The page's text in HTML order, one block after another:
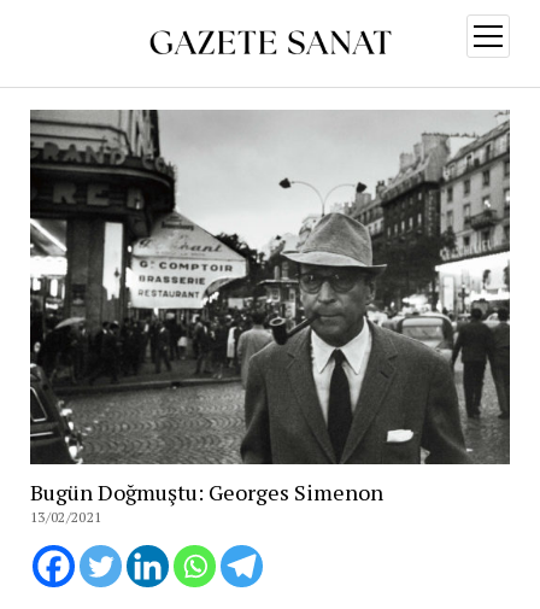
aç
Bugün Doğmuştu: Georges Simenon
13/02/2021